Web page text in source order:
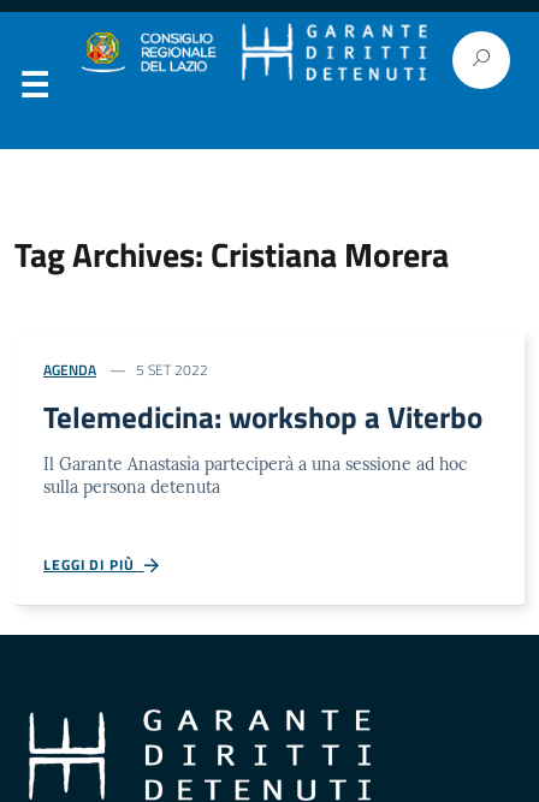
Tag Archives: Cristiana Morera
AGENDA 5 SET 2022
Telemedicina: workshop a Viterbo
Il Garante Anastasìa parteciperà a una sessione ad hoc
sulla persona detenuta
LEGGI DI PIÙ